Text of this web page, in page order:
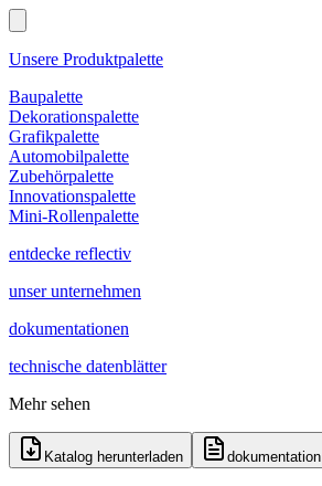
Unsere Produktpalette
Baupalette
Dekorationspalette
Grafikpalette
Automobilpalette
Zubehörpalette
Innovationspalette
Mini-Rollenpalette
entdecke reflectiv
unser unternehmen
dokumentationen
technische datenblätter
Mehr sehen
Katalog herunterladen dokumentation